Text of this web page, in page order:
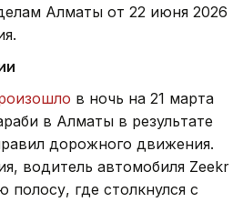
Алматы от 22 июня 2026
в ночь на 21 марта
в Алматы в результате
дорожного движения.
водитель автомобиля Zeekr
полосу, где столкнулся с